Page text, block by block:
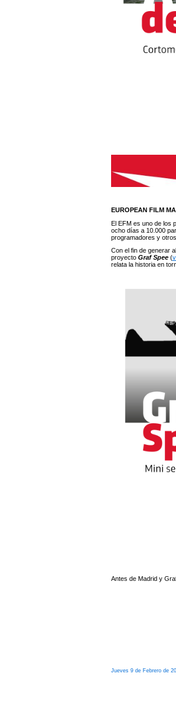
EUROPEAN FILM
El EFM es uno de los
ocho días a 10.000
programadores y
Con el fin de generar
proyecto Graf Spee(
relata la historia en
Antes de Madrid y
Jueves 9 de Febrero de